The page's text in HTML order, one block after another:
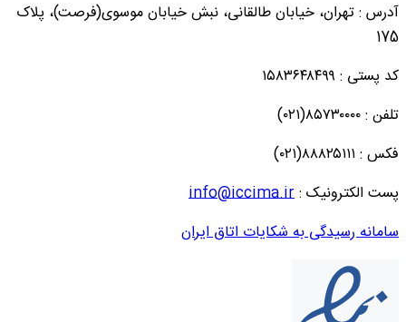
آدرس : تهران، خیابان طالقانی، نبش خیابان موسوی(فرصت)، پلاک
175
کد پستی : ۱۵۸۳۶۴۸۴۹۹
تلفن : ۸۵۷۳۰۰۰۰(۰۲۱)
فکس : ۸۸۸۲۵۱۱۱(۰۲۱)
پست الکترونیک :info@iccima.ir
سامانه رسیدگی به شکایات اتاق ایران